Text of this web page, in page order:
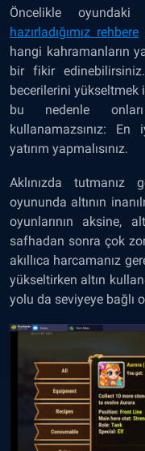
Öncelikle oyundaki
hazırladığımız rehbere
hangi kahramanların
bir fikir edinebilirsiniz.
becerilerini yükseltmek
bu nedenle
kullanamazsınız:
yatırım yapmalısınız.
Aklınızda
oyununda altının
oyunlarının aksine,
safhadan sonra çok
akıllıca harcamanız
yükseltirken altın
yolu da seviyeye bağlı